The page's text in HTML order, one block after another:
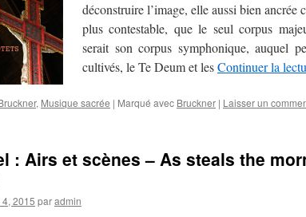
déconstruire l’image, elle aussi bien ancrée
plus contestable, que le seul corpus
serait son corpus symphonique, auquel
cultivés, le Te Deum et lesContinuer la
, Musique sacrée | Marqué avec Bruckner | Laisser un
: Airs et scènes – As steals the
2015 paradmin